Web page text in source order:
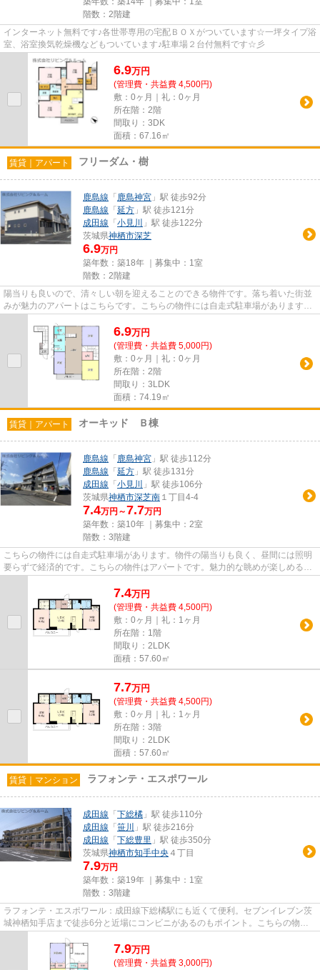
階数：2階建
インターネット無料です♪各世帯専用の宅配ＢＯＸがついています☆一坪タイプ浴
室、浴室換気乾燥機などもついています♪駐車場２台付無料です☆彡
6.9万円
(管理費・共益費 4,500円)
敷：0ヶ月｜礼：0ヶ月
所在階：2階
間取り：3DK
面積：67.16㎡
賃貸｜アパート フリーダム・樹
鹿島線 「 鹿島神宮 」駅 徒歩92分
鹿島線 「 延方 」駅 徒歩121分
成田線 「 小見川
」駅 徒歩122分
茨城県神栖市深芝
6.9万円
築年数：築18年 ｜募集中： 1室
階数：2階建
陽当りも良いので、清々しい朝を迎えることのできる物件です。落ち着いた街並
みが魅力のアパートはこちらです。こちらの物件には自走式駐車場があります。
6.9万円
(管理費・共益費 5,000円)
敷：0ヶ月｜礼：0ヶ月
所在階：2階
間取り：3LDK
面積：74.19㎡
賃貸｜アパート オーキッド Ｂ棟
鹿島線 「 鹿島神宮 」駅 徒歩112分
鹿島線 「 延方 」駅 徒歩131分
成田線 「 小見川
」駅 徒歩106分
茨城県神栖市深芝南 １丁目4-4
7.4万円～7.7万円
築年数：築10年 ｜募集中： 2室
階数：3階建
こちらの物件には自走式駐車場があります。物件の陽当りも良く、昼間には照明
要らずで経済的です。こちらの物件はアパートです。魅力的な眺めが楽しめるエ
7.4万円
(管理費・共益費 4,500円)
敷：0ヶ月｜礼：1ヶ月
所在階：1階
間取り：2LDK
面積：57.60㎡
7.7万円
(管理費・共益費 4,500円)
敷：0ヶ月｜礼：1ヶ月
所在階：3階
間取り：2LDK
面積：57.60㎡
賃貸｜マンション ラフォンテ・エスポワール
成田線 「 下総橘 」駅 徒歩110分
成田線 「 笹川
」駅 徒歩216分
成田線 「 下総豊里 」駅 徒歩350分
茨城県神栖市知手中央 ４丁目
7.9万円
築年数：築19年 ｜募集中： 1室
階数：3階建
ラフォンテ・エスポワール：成田線下総橘駅にも近くて便利。セブンイレブン茨
城神栖知手店まで徒歩6分と近場にコンビニがあるのもポイント。こちらの物件
7.9万円
(管理費・共益費 3,000円)